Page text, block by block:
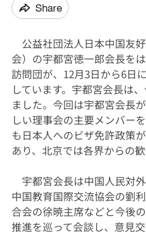
Share
公益社団法人日本中国友
会）の宇都宮徳一郎会長を
訪問団が、 12月3日から6日
しています。宇都宮会長は
ました。今回は宇都宮会長
しい理事会の主要メンバー
も日本人へのビザ免許政策
あり、北京では各界からの歓
宇都宮会長は中国人民対
中国教育国際交流協会の劉
合会の徐暁主席などと今後
推進を巡って会談し、意見交